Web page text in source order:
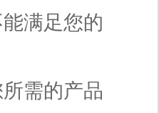
满足您的
需的产品